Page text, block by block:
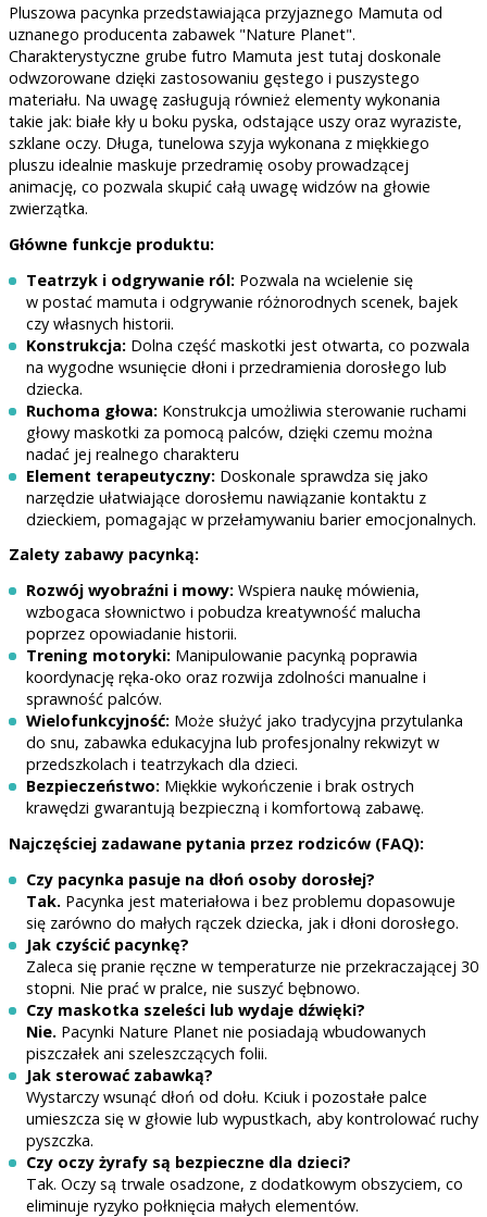
Pluszowa pacynka przedstawiająca przyjaznego Mamuta od
uznanego producenta zabawek "Nature Planet".
Charakterystyczne grube futro Mamuta jest tutaj doskonale
odwzorowane dzięki zastosowaniu gęstego i puszystego
materiału. Na uwagę zasługują również elementy wykonania
takie jak: białe kły u boku pyska, odstające uszy oraz wyraziste,
szklane oczy. Długa, tunelowa szyja wykonana z miękkiego
pluszu idealnie maskuje przedramię osoby prowadzącej
animację, co pozwala skupić całą uwagę widzów na głowie
zwierzątka.
Główne funkcje produktu:
Teatrzyk i odgrywanie ról: Pozwala na wcielenie się
w postać mamuta i odgrywanie różnorodnych scenek, bajek
czy własnych historii.
Konstrukcja: Dolna część maskotki jest otwarta, co pozwala
na wygodne wsunięcie dłoni i przedramienia dorosłego lub
dziecka.
Ruchoma głowa: Konstrukcja umożliwia sterowanie ruchami
głowy maskotki za pomocą palców, dzięki czemu można
nadać jej realnego charakteru
Element terapeutyczny: Doskonale sprawdza się jako
narzędzie ułatwiające dorosłemu nawiązanie kontaktu z
dzieckiem, pomagając w przełamywaniu barier emocjonalnych.
Zalety zabawy pacynką:
Rozwój wyobraźni i mowy: Wspiera naukę mówienia,
wzbogaca słownictwo i pobudza kreatywność malucha
poprzez opowiadanie historii.
Trening motoryki: Manipulowanie pacynką poprawia
koordynację ręka-oko oraz rozwija zdolności manualne i
sprawność palców.
Wielofunkcyjność: Może służyć jako tradycyjna przytulanka
do snu, zabawka edukacyjna lub profesjonalny rekwizyt w
przedszkolach i teatrzykach dla dzieci.
Bezpieczeństwo: Miękkie wykończenie i brak ostrych
krawędzi gwarantują bezpieczną i komfortową zabawę.
Najczęściej zadawane pytania przez rodziców (FAQ):
Czy pacynka pasuje na dłoń osoby dorosłej?
Tak. Pacynka jest materiałowa i bez problemu dopasowuje
się zarówno do małych rączek dziecka, jak i dłoni dorosłego.
Jak czyścić pacynkę?
Zaleca się pranie ręczne w temperaturze nie przekraczającej 30
stopni. Nie prać w pralce, nie suszyć bębnowo.
Czy maskotka szeleści lub wydaje dźwięki?
Nie. Pacynki Nature Planet nie posiadają wbudowanych
piszczałek ani szeleszczących folii.
Jak sterować zabawką?
Wystarczy wsunąć dłoń od dołu. Kciuk i pozostałe palce
umieszcza się w głowie lub wypustkach, aby kontrolować ruchy
pyszczka.
Czy oczy żyrafy są bezpieczne dla dzieci?
Tak. Oczy są trwale osadzone, z dodatkowym obszyciem, co
eliminuje ryzyko połknięcia małych elementów.